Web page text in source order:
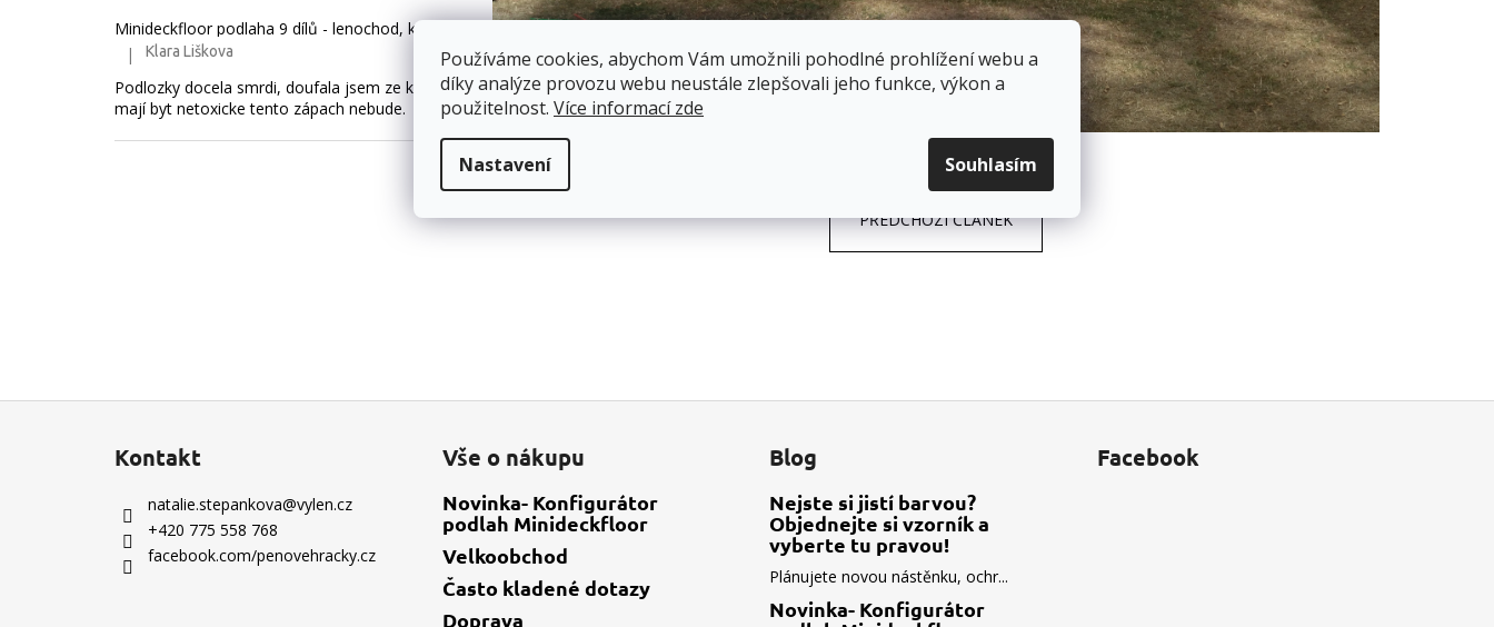
Používáme cookies, abychom Vám umožnili pohodlné prohlížení webu a
díky analýze provozu webu neustále zlepšovali jeho funkce, výkon a
použitelnost. Více informací zde
Nastavení Souhlasím
Hodnocení produktu je 5 z 5 hvězdiček.
| Klara Liškova
Podlozky docela smrdi, doufala jsem ze kdyz
mají byt netoxicke tento zápach nebude.
PŘEDCHOZÍ ČLÁNEK
Kontakt
natalie.stepankova@vylen.cz
+420 775 558 768
facebook.com/penovehracky.cz
Vše o nákupu
Novinka- Konfigurátor
podlah Minideckfloor
Velkoobchod
Často kladené dotazy
Doprava
Blog
Nejste si jistí barvou?
Objednejte si vzorník a
vyberte tu pravou!
Plánujete novou nástěnku, ochr...
Novinka- Konfigurátor
Facebook